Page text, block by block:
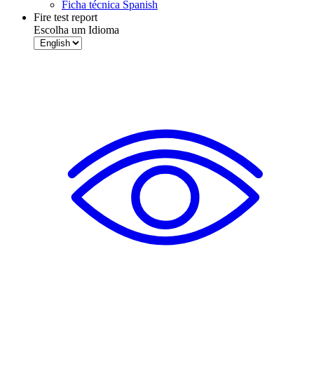
Ficha técnica Spanish
Fire test report
Escolha um Idioma